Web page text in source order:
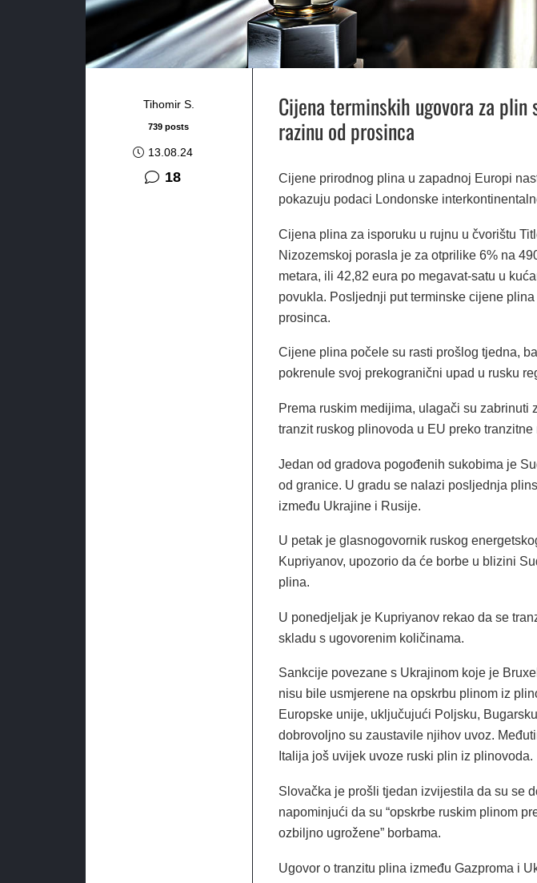
Tihomir S.
739 posts
13.08.24
18komentara
Cijena terminskih ugovora za plin
razinu od prosinca
Cijene prirodnog plina u zapadnoj Europi
pokazuju podaci Londonske
Cijena plina za isporuku u rujnu u čvorištu
Nizozemskoj porasla je za otprilike 6% na
metara, ili 42,82 eura po megavat-satu u
povukla. Posljednji put terminske cijene
prosinca.
Cijene plina počele su rasti prošlog tjedna,
pokrenule svoj prekogranični upad u rusku
Prema ruskim medijima, ulagači su zabrinuti
tranzit ruskog plinovoda u EU preko tranzitne
Jedan od gradova pogođenih sukobima je
od granice. U gradu se nalazi posljednja
između Ukrajine i Rusije.
U petak je glasnogovornik ruskog
Kupriyanov, upozorio da će borbe u blizini
plina.
U ponedjeljak je Kupriyanov rekao da se
skladu s ugovorenim količinama.
Sankcije povezane s Ukrajinom koje je
nisu bile usmjerene na opskrbu plinom iz
Europske unije, uključujući Poljsku,
dobrovoljno su zaustavile njihov uvoz.
Italija još uvijek uvoze ruski plin iz plinovoda.
Slovačka je prošli tjedan izvijestila da su se
napominjući da su “opskrbe ruskim plinom
ozbiljno ugrožene” borbama.
Ugovor o tranzitu plina između Gazproma i